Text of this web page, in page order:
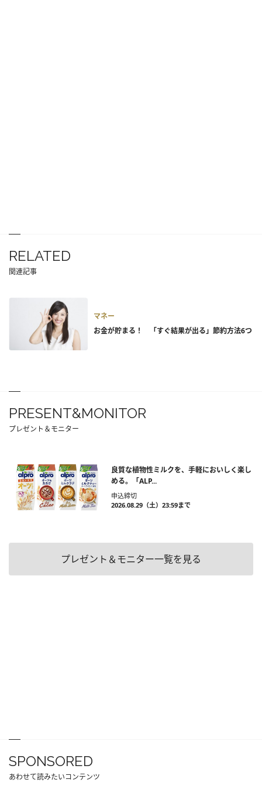
RELATED
関連記事
マネー
お金が貯まる！ 「すぐ結果が出る」節約方法6つ
PRESENT&MONITOR
プレゼント＆モニター
良質な植物性ミルクを、手軽においしく楽し
める。「ALP...
申込締切
2026.08.29（土）23:59まで
プレゼント＆モニター一覧を見る
SPONSORED
あわせて読みたいコンテンツ